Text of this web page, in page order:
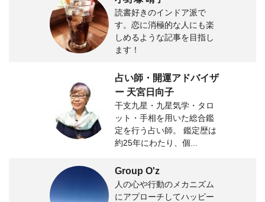
読書好きのインドア派で
す。恋に消極的な人にも楽
しめるような記事を目指し
ます！
占い師・開運アドバイザ
ー 天宮日向子
干支九星・九星気学・タロ
ット・手相を用いた総合鑑
定を行う占い師。 鑑定歴は
約25年にわたり、個...
Group O'z
人の心や行動のメカニズム
にアプローチしてハッピー